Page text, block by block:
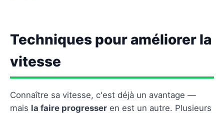
Techniques pour améliorer la
vitesse
Connaître sa vitesse, c'est déjà un avantage —
mais la faire progresser en est un autre. Plusieurs